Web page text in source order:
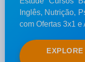
Inglês, Nutrição,
com Ofertas 3x1